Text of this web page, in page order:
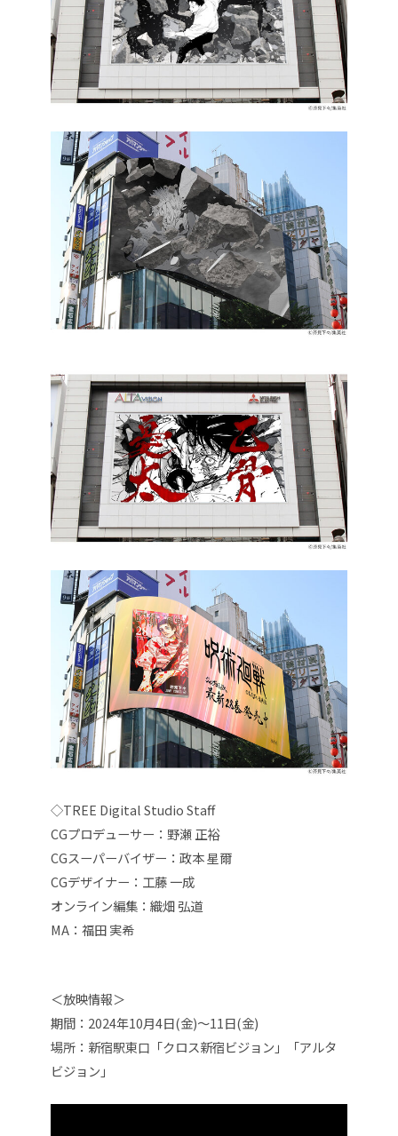
◇TREE Digital Studio Staff
CGプロデューサー：野瀬 正裕
CGスーパーバイザー：政本 星爾
CGデザイナー：工藤 一成
オンライン編集：織畑 弘道
MA：福田 実希
＜放映情報＞
期間：2024年10月4日(金)〜11日(金)
場所：新宿駅東口「クロス新宿ビジョン」「アルタ
ビジョン」